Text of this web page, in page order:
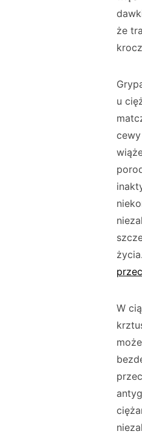
że
u
W